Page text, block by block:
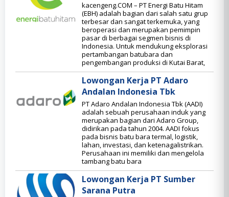
kacengeng.COM – PT Energi Batu Hitam
(EBH) adalah bagian dari salah satu grup
terbesar dan sangat terkemuka, yang
beroperasi dan merupakan pemimpin
pasar di berbagai segmen bisnis di
Indonesia. Untuk mendukung eksplorasi
pertambangan batubara dan
pengembangan produksi di Kutai Barat,
Lowongan Kerja PT Adaro
Andalan Indonesia Tbk
PT Adaro Andalan Indonesia Tbk (AADI)
adalah sebuah perusahaan induk yang
merupakan bagian dari Adaro Group,
didirikan pada tahun 2004. AADI fokus
pada bisnis batu bara termal, logistik,
lahan, investasi, dan ketenagalistrikan.
Perusahaan ini memiliki dan mengelola
tambang batu bara
Lowongan Kerja PT Sumber
Sarana Putra